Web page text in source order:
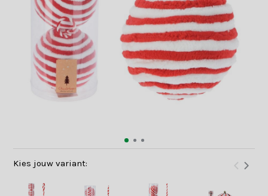
Kies jouw variant: